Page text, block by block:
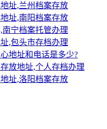
址,兰州档案存放
址,南阳档案存放
宁档案托管办理
,包头市存档办理
地址和电话是多少?
放地址,个人存档办理
址,洛阳档案存放